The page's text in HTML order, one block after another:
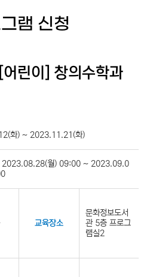
램 신청
린이] 창의수학과
화) ~ 2023.11.21(화)
] 2023.08.28(월) 09:00 ~ 2023.09.0
교육장소
문화정보도서
관 5층 프로그
램실2